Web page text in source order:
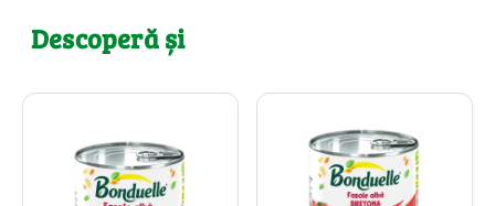
Descoperă și